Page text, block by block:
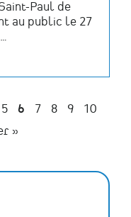
Paul de
au public le 27
Page
5 Page
6 Page
7 Page
8 Page
9 Page
10
»